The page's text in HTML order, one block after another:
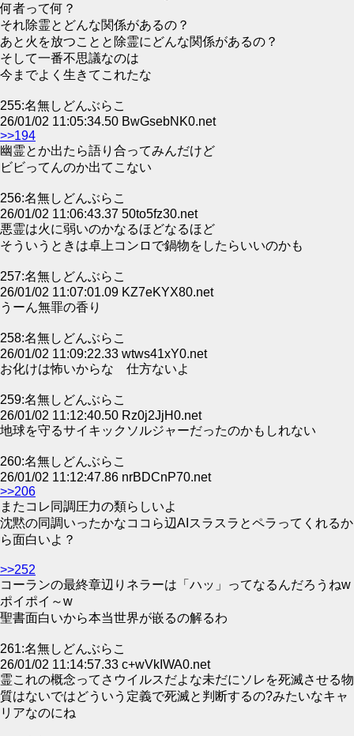
何者って何？
それ除霊とどんな関係があるの？
あと火を放つことと除霊にどんな関係があるの？
そして一番不思議なのは
今までよく生きてこれたな
255:名無しどんぶらこ
26/01/02 11:05:34.50 BwGsebNK0.net
>>194
幽霊とか出たら語り合ってみんだけど
ビビってんのか出てこない
256:名無しどんぶらこ
26/01/02 11:06:43.37 50to5fz30.net
悪霊は火に弱いのかなるほどなるほど
そういうときは卓上コンロで鍋物をしたらいいのかも
257:名無しどんぶらこ
26/01/02 11:07:01.09 KZ7eKYX80.net
うーん無罪の香り
258:名無しどんぶらこ
26/01/02 11:09:22.33 wtws41xY0.net
お化けは怖いからな 仕方ないよ
259:名無しどんぶらこ
26/01/02 11:12:40.50 Rz0j2JjH0.net
地球を守るサイキックソルジャーだったのかもしれない
260:名無しどんぶらこ
26/01/02 11:12:47.86 nrBDCnP70.net
>>206
またコレ同調圧力の類らしいよ
沈黙の同調いったかなココら辺AIスラスラとペラってくれるか
ら面白いよ？
>>252
コーランの最終章辺りネラーは「ハッ」ってなるんだろうねw
ポイポイ～w
聖書面白いから本当世界が嵌るの解るわ
261:名無しどんぶらこ
26/01/02 11:14:57.33 c+wVkIWA0.net
霊これの概念ってさウイルスだよな未だにソレを死滅させる物
質はないではどういう定義で死滅と判断するの?みたいなキャ
リアなのにね